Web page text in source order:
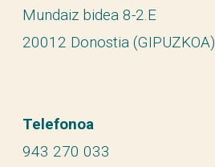
Mundaiz bidea 8-2.E
20012 Donostia (GIPUZKOA)
Telefonoa
943 270 033